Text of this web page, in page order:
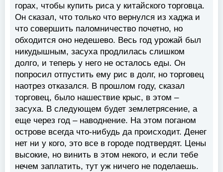
горах, чтобы купить риса у китайского торговца.
Он сказал, что только что вернулся из хаджа и
что совершить паломничество почетно, но
обходится оно недешево. Весь год урожай был
никудышным, засуха продлилась слишком
долго, и теперь у него не осталось еды. Он
попросил отпустить ему рис в долг, но торговец
наотрез отказался. В прошлом году, сказал
торговец, было нашествие крыс, в этом –
засуха. В следующем будет землетрясение, а
еще через год – наводнение. На этом поганом
острове всегда что-нибудь да происходит. Денег
нет ни у кого, это все в городе подтвердят. Цены
высокие, но винить в этом некого, и если тебе
нечем заплатить, тут уж ничего не поделаешь.